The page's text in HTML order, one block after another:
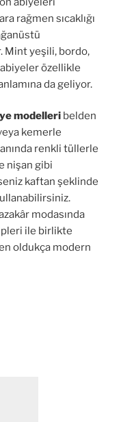
rağmen sıcaklığı
Mint yeşili, bordo,
abiyeler özellikle
da geliyor.
modelleri belden
kemerle
renkli tüllerle
nişan gibi
kaftan şeklinde
modasında
ile birlikte
oldukça modern